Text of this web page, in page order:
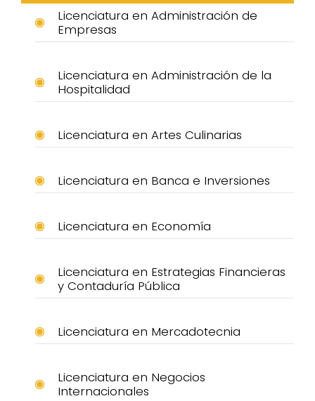
Licenciatura en Administración de
Empresas
Licenciatura en Administración de la
Hospitalidad
Licenciatura en Artes Culinarias
Licenciatura en Banca e Inversiones
Licenciatura en Economía
Licenciatura en Estrategias Financieras
y Contaduría Pública
Licenciatura en Mercadotecnia
Licenciatura en Negocios
Internacionales